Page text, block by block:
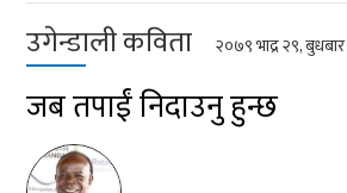
उगेन्डाली कविता २०७९ भाद्र २९, बुधबार
जब तपाईं निदाउनु हुन्छ